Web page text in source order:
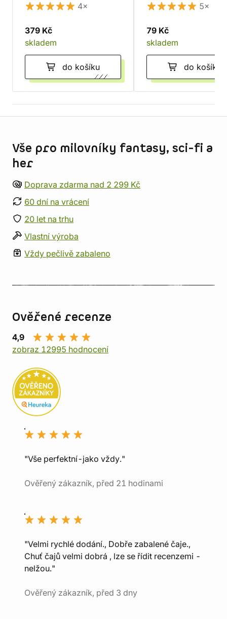
4×
379 Kč
skladem
do košíku
5×
79 Kč
skladem
do košíku
Vše pro milovníky fantasy, sci-fi a
her
Doprava zdarma nad 2 299 Kč
60 dní na vrácení
20 let na trhu
Vlastní výroba
Vždy pečlivě zabaleno
Ověřené recenze
4,9
zobraz 12995 hodnocení
"Vše perfektní-jako vždy."
Ověřený zákazník, před 21 hodinami
"Velmi rychlé dodání., Dobře zabalené čaje.,
Chuť čajů velmi dobrá , lze se řídit recenzemi -
nelžou."
Ověřený zákazník, před 3 dny